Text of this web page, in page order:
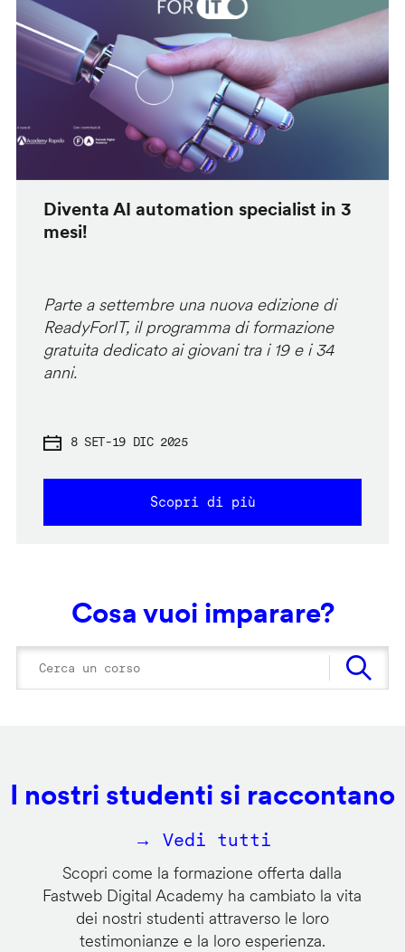
Diventa AI automation specialist in 3
mesi!
Parte a settembre una nuova edizione di
ReadyForIT, il programma di formazione
gratuita dedicato ai giovani tra i 19 e i 34
anni.
8 SET-19 DIC 2025
Scopri di più
Cosa vuoi imparare?
I nostri studenti si raccontano
→ Vedi tutti
Scopri come la formazione offerta dalla
Fastweb Digital Academy ha cambiato la vita
dei nostri studenti attraverso le loro
testimonianze e la loro esperienza.